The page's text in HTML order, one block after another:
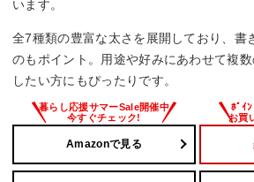
います。
全7種類の豊富な太さを展開しており、書
のもポイント。用途や好みにあわせて複
したい方にもぴったりです。
Amazonで見る